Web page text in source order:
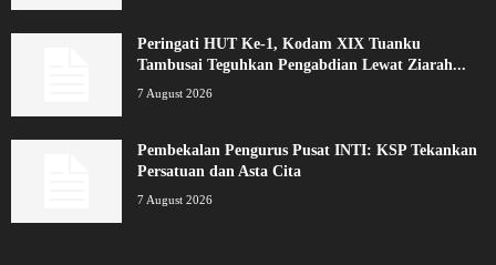
Peringati HUT Ke-1, Kodam XIX Tuanku
Tambusai Teguhkan Pengabdian Lewat Ziarah...
7 August 2026
Pembekalan Pengurus Pusat INTI: KSP Tekankan
Persatuan dan Asta Cita
7 August 2026